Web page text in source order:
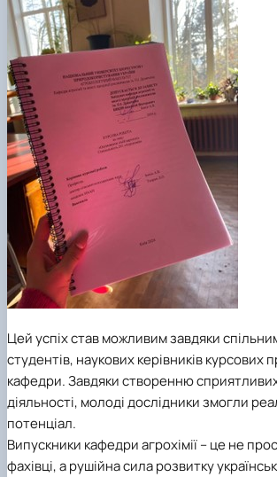
Цей успіх став можливим завдяки
студентів, наукових керівників курсових
кафедри. Завдяки створенню
діяльності, молоді дослідники змогли
потенціал.
Випускники кафедри агрохімії – це не
фахівці, а рушійна сила розвитку